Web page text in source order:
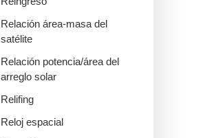
Relación área-masa del
satélite
Relación potencia/área del
arreglo solar
Relifing
Reloj espacial